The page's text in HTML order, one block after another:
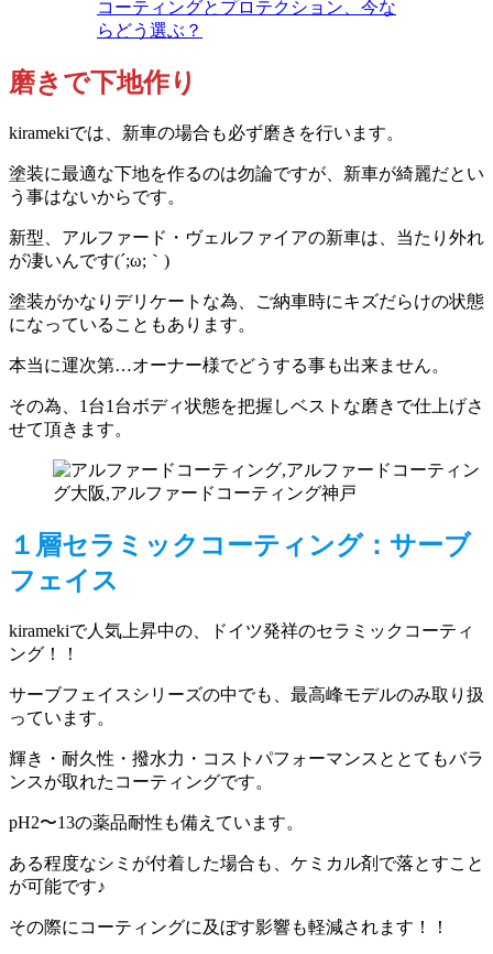
コーティングとプロテクション、今な
らどう選ぶ？
磨きで下地作り
kiramekiでは、新車の場合も必ず磨きを行います。
塗装に最適な下地を作るのは勿論ですが、新車が綺麗だとい
う事はないからです。
新型、アルファード・ヴェルファイアの新車は、当たり外れ
が凄いんです(´;ω;｀)
塗装がかなりデリケートな為、ご納車時にキズだらけの状態
になっていることもあります。
本当に運次第…オーナー様でどうする事も出来ません。
その為、1台1台ボディ状態を把握しベストな磨きで仕上げさ
せて頂きます。
１層セラミックコーティング：サーブ
フェイス
kiramekiで人気上昇中の、ドイツ発祥のセラミックコーティ
ング！！
サーブフェイスシリーズの中でも、最高峰モデルのみ取り扱
っています。
輝き・耐久性・撥水力・コストパフォーマンスととてもバラ
ンスが取れたコーティングです。
pH2〜13の薬品耐性も備えています。
ある程度なシミが付着した場合も、ケミカル剤で落とすこと
が可能です♪
その際にコーティングに及ぼす影響も軽減されます！！